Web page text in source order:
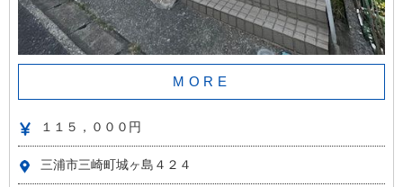
MORE
１１５，０００円
三浦市三崎町城ヶ島４２４